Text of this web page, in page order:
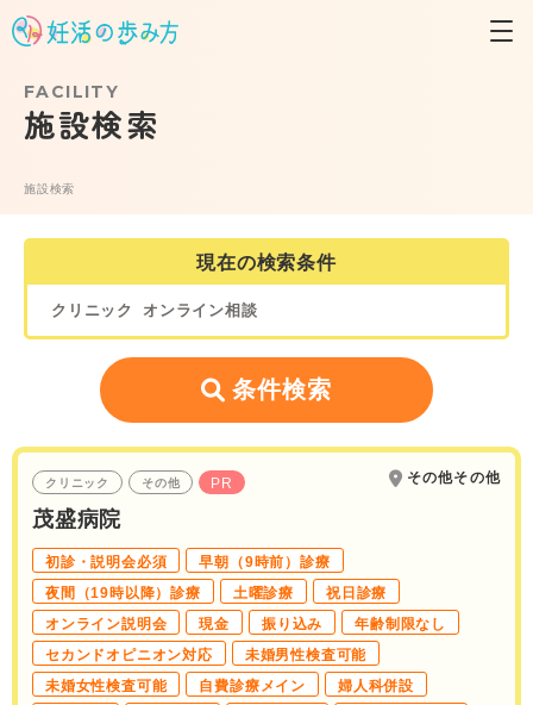
施設検索
FACILITY
施設検索
現在の検索条件
クリニック オンライン相談
条件検索
クリニック その他 PR その他その他
茂盛病院
初診・説明会必須
早朝（9時前）診療
夜間（19時以降）診療
土曜診療
祝日診療
オンライン説明会
現金 振り込み
年齢制限なし
セカンドオピニオン対応
未婚男性検査可能
未婚女性検査可能
自費診療メイン
婦人科併設